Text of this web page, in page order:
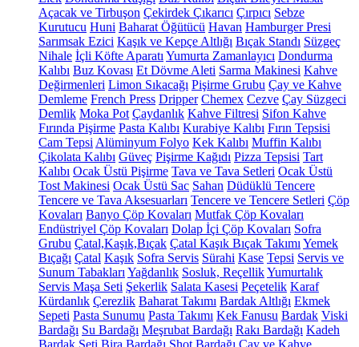
Açacak ve Tirbuşon Çekirdek Çıkarıcı Çırpıcı Sebze
Kurutucu Huni Baharat Öğütücü Havan Hamburger Presi
Sarımsak Ezici Kaşık ve Kepçe Altlığı Bıçak Standı Süzgeç
Nihale İçli Köfte Aparatı Yumurta Zamanlayıcı Dondurma
Kalıbı Buz Kovası Et Dövme Aleti Sarma Makinesi Kahve
Değirmenleri Limon Sıkacağı Pişirme Grubu Çay ve Kahve
Demleme French Press Dripper Chemex Cezve Çay Süzgeci
Demlik Moka Pot Çaydanlık Kahve Filtresi Sifon Kahve
Fırında Pişirme Pasta Kalıbı Kurabiye Kalıbı Fırın Tepsisi
Cam Tepsi Alüminyum Folyo Kek Kalıbı Muffin Kalıbı
Çikolata Kalıbı Güveç Pişirme Kağıdı Pizza Tepsisi Tart
Kalıbı Ocak Üstü Pişirme Tava ve Tava Setleri Ocak Üstü
Tost Makinesi Ocak Üstü Sac Sahan Düdüklü Tencere
Tencere ve Tava Aksesuarları Tencere ve Tencere Setleri Çöp
Kovaları Banyo Çöp Kovaları Mutfak Çöp Kovaları
Endüstriyel Çöp Kovaları Dolap İçi Çöp Kovaları Sofra
Grubu Çatal,Kaşık,Bıçak Çatal Kaşık Bıçak Takımı Yemek
Bıçağı Çatal Kaşık Sofra Servis Sürahi Kase Tepsi Servis ve
Sunum Tabakları Yağdanlık Sosluk, ReçellikYumurtalık
Servis Maşa Seti Şekerlik Salata Kasesi Peçetelik Karaf
Kürdanlık Çerezlik Baharat Takımı Bardak Altlığı Ekmek
Sepeti Pasta Sunumu Pasta Takımı Kek Fanusu Bardak Viski
Bardağı Su Bardağı Meşrubat Bardağı Rakı Bardağı Kadeh
Bardak Seti Bira Bardağı Shot Bardağı Çay ve Kahve